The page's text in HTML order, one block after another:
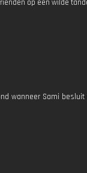
op een wilde
wanneer Sami